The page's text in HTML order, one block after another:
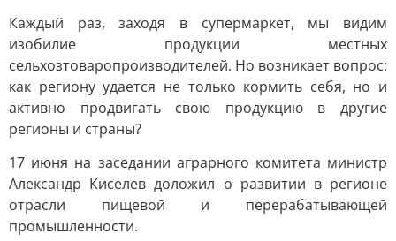
Каждый раз, заходя в супермаркет, мы видим
изобилие продукции местных
сельхозтоваропроизводителей. Но возникает вопрос:
как региону удается не только кормить себя, но и
активно продвигать свою продукцию в другие
регионы и страны?
17 июня на заседании аграрного комитета министр
Александр Киселев доложил о развитии в регионе
отрасли пищевой и перерабатывающей
промышленности.